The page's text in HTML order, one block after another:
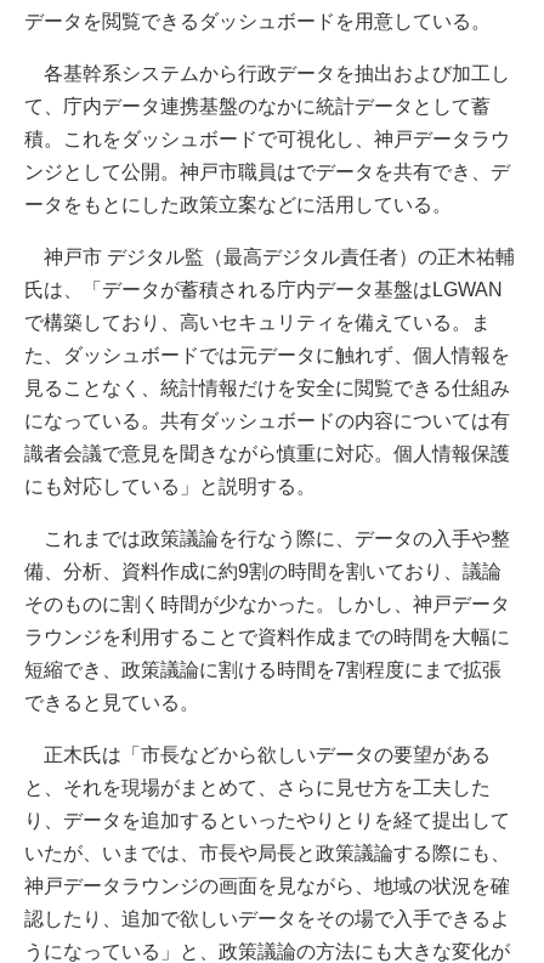
データを閲覧できるダッシュボードを用意している。
各基幹系システムから行政データを抽出および加工し
て、庁内データ連携基盤のなかに統計データとして蓄
積。これをダッシュボードで可視化し、神戸データラウ
ンジとして公開。神戸市職員はでデータを共有でき、デ
ータをもとにした政策立案などに活用している。
神戸市 デジタル監（最高デジタル責任者）の正木祐輔
氏は、「データが蓄積される庁内データ基盤はLGWAN
で構築しており、高いセキュリティを備えている。ま
た、ダッシュボードでは元データに触れず、個人情報を
見ることなく、統計情報だけを安全に閲覧できる仕組み
になっている。共有ダッシュボードの内容については有
識者会議で意見を聞きながら慎重に対応。個人情報保護
にも対応している」と説明する。
これまでは政策議論を行なう際に、データの入手や整
備、分析、資料作成に約9割の時間を割いており、議論
そのものに割く時間が少なかった。しかし、神戸データ
ラウンジを利用することで資料作成までの時間を大幅に
短縮でき、政策議論に割ける時間を7割程度にまで拡張
できると見ている。
正木氏は「市長などから欲しいデータの要望がある
と、それを現場がまとめて、さらに見せ方を工夫した
り、データを追加するといったやりとりを経て提出して
いたが、いまでは、市長や局長と政策議論する際にも、
神戸データラウンジの画面を見ながら、地域の状況を確
認したり、追加で欲しいデータをその場で入手できるよ
うになっている」と、政策議論の方法にも大きな変化が